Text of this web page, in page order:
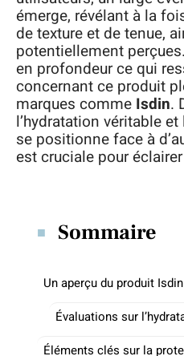
émerge, révélant à la
de texture et de tenue,
potentiellement
en profondeur ce qui
concernant ce produit
marques comme Isdin.
l’hydratation véritable
se positionne face à
est cruciale pour
Sommaire
Un aperçu du produit
Évaluations sur
Éléments clés sur la